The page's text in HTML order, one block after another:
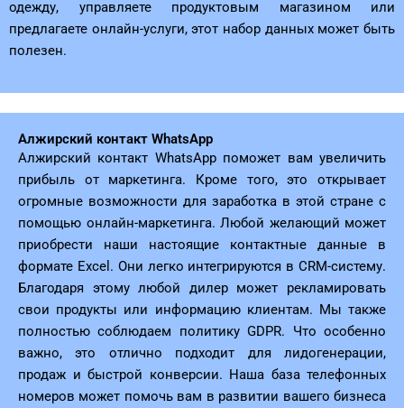
одежду, управляете продуктовым магазином или
предлагаете онлайн-услуги, этот набор данных может быть
полезен.
Алжирский контакт WhatsApp
Алжирский контакт WhatsApp поможет вам увеличить
прибыль от маркетинга. Кроме того, это открывает
огромные возможности для заработка в этой стране с
помощью онлайн-маркетинга. Любой желающий может
приобрести наши настоящие контактные данные в
формате Excel. Они легко интегрируются в CRM-систему.
Благодаря этому любой дилер может рекламировать
свои продукты или информацию клиентам. Мы также
полностью соблюдаем политику GDPR. Что особенно
важно, это отлично подходит для лидогенерации,
продаж и быстрой конверсии. Наша база телефонных
номеров может помочь вам в развитии вашего бизнеса